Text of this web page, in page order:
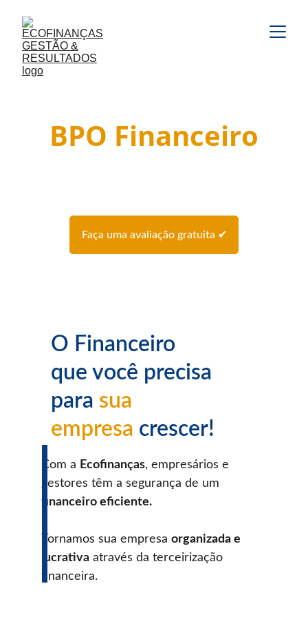
BPO Financeiro
Faça uma avaliação gratuita ✔
O Financeiro
que você precisa
para sua
empresa crescer!
Com a Ecofinanças, empresários e
gestores têm a segurança de um
financeiro eficiente.
Tornamos sua empresa organizada e
lucrativa através da terceirização
financeira.